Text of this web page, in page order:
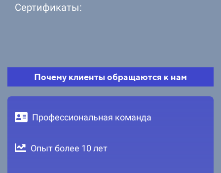
Сертификаты:
Почему клиенты обращаются к нам
Профессиональная команда
Опыт более 10 лет